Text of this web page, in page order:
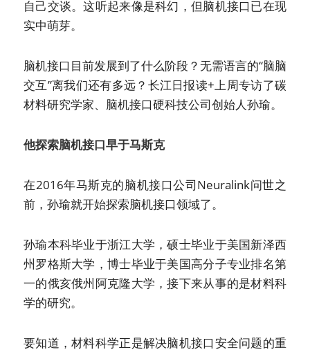
自己交谈。这听起来像是科幻，但脑机接口已在现
实中萌芽。
脑机接口目前发展到了什么阶段？无需语言的“脑脑
交互”离我们还有多远？长江日报读+上周专访了碳
材料研究学家、脑机接口硬科技公司创始人孙瑜。
他探索脑机接口早于马斯克
在2016年马斯克的脑机接口公司Neuralink问世之
前，孙瑜就开始探索脑机接口领域了。
孙瑜本科毕业于浙江大学，硕士毕业于美国新泽西
州罗格斯大学，博士毕业于美国高分子专业排名第
一的俄亥俄州阿克隆大学，接下来从事的是材料科
学的研究。
要知道，材料科学正是解决脑机接口安全问题的重